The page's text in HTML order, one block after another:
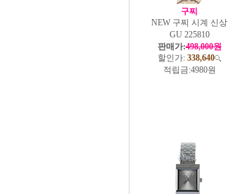
구찌
NEW 구찌 시계 신상
GU 225810
판매가:498,000원
할인가: 338,640
적립금:4980원